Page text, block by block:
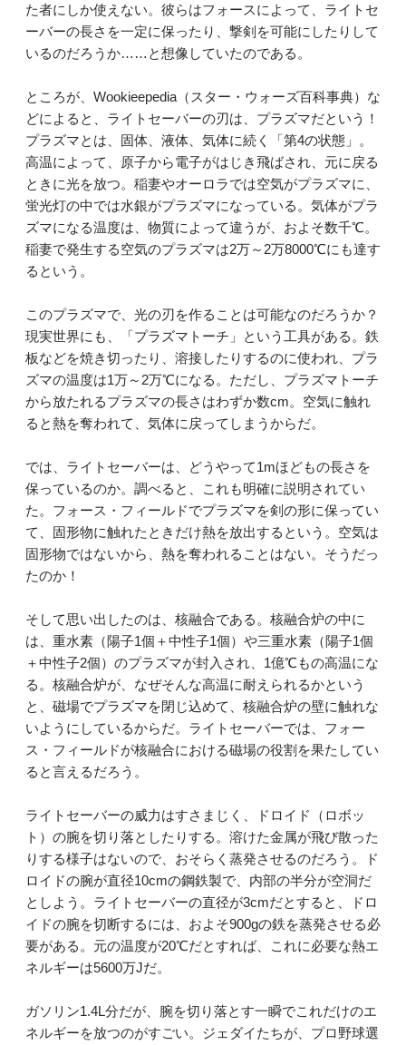
た者にしか使えない。彼らはフォースによって、ライトセ
ーバーの長さを一定に保ったり、撃剣を可能にしたりして
いるのだろうか……と想像していたのである。
ところが、Wookieepedia（スター・ウォーズ百科事典）な
どによると、ライトセーバーの刃は、プラズマだという！
プラズマとは、固体、液体、気体に続く「第4の状態」。
高温によって、原子から電子がはじき飛ばされ、元に戻る
ときに光を放つ。稲妻やオーロラでは空気がプラズマに、
蛍光灯の中では水銀がプラズマになっている。気体がプラ
ズマになる温度は、物質によって違うが、およそ数千℃。
稲妻で発生する空気のプラズマは2万～2万8000℃にも達す
るという。
このプラズマで、光の刃を作ることは可能なのだろうか？
現実世界にも、「プラズマトーチ」という工具がある。鉄
板などを焼き切ったり、溶接したりするのに使われ、プラ
ズマの温度は1万～2万℃になる。ただし、プラズマトーチ
から放たれるプラズマの長さはわずか数cm。空気に触れ
ると熱を奪われて、気体に戻ってしまうからだ。
では、ライトセーバーは、どうやって1mほどもの長さを
保っているのか。調べると、これも明確に説明されてい
た。フォース・フィールドでプラズマを剣の形に保ってい
て、固形物に触れたときだけ熱を放出するという。空気は
固形物ではないから、熱を奪われることはない。そうだっ
たのか！
そして思い出したのは、核融合である。核融合炉の中に
は、重水素（陽子1個＋中性子1個）や三重水素（陽子1個
＋中性子2個）のプラズマが封入され、1億℃もの高温にな
る。核融合炉が、なぜそんな高温に耐えられるかという
と、磁場でプラズマを閉じ込めて、核融合炉の壁に触れな
いようにしているからだ。ライトセーバーでは、フォー
ス・フィールドが核融合における磁場の役割を果たしてい
ると言えるだろう。
ライトセーバーの威力はすさまじく、ドロイド（ロボッ
ト）の腕を切り落としたりする。溶けた金属が飛び散った
りする様子はないので、おそらく蒸発させるのだろう。ド
ロイドの腕が直径10cmの鋼鉄製で、内部の半分が空洞だ
としよう。ライトセーバーの直径が3cmだとすると、ドロ
イドの腕を切断するには、およそ900gの鉄を蒸発させる必
要がある。元の温度が20℃だとすれば、これに必要な熱エ
ネルギーは5600万Jだ。
ガソリン1.4L分だが、腕を切り落とす一瞬でこれだけのエ
ネルギーを放つのがすごい。ジェダイたちが、プロ野球選